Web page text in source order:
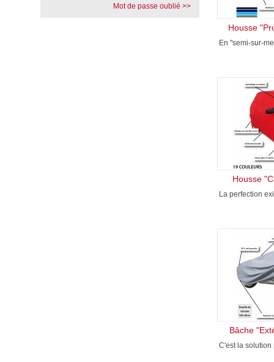
Housse
En "semi-sur-
Housse
La perfection
Bâche
C'est la solution
Mot de passe oublié >>